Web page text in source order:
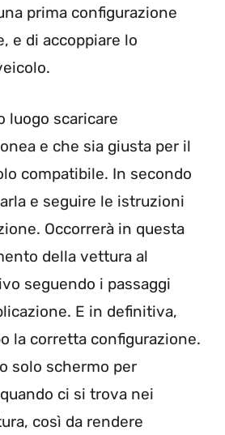
prima configurazione
e di accoppiare lo
luogo scaricare
e che sia giusta per il
compatibile. In secondo
e seguire le istruzioni
Occorrerà in questa
della vettura al
seguendo i passaggi
E in definitiva,
la corretta configurazione.
solo schermo per
ci si trova nei
così da rendere